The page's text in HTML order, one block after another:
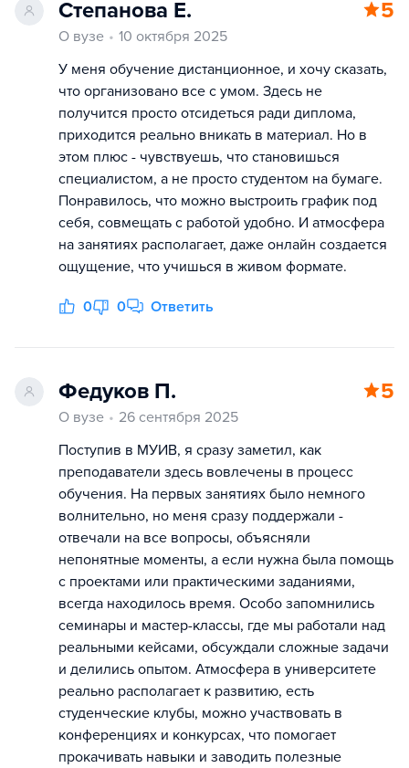
Степанова Е. 5
О вузе
10 октября 2025
У меня обучение дистанционное, и хочу сказать,
что организовано все с умом. Здесь не
получится просто отсидеться ради диплома,
приходится реально вникать в материал. Но в
этом плюс - чувствуешь, что становишься
специалистом, а не просто студентом на бумаге.
Понравилось, что можно выстроить график под
себя, совмещать с работой удобно. И атмосфера
на занятиях располагает, даже онлайн создается
ощущение, что учишься в живом формате.
0 0 Ответить
Федуков П. 5
О вузе
26 сентября 2025
Поступив в МУИВ, я сразу заметил, как
преподаватели здесь вовлечены в процесс
обучения. На первых занятиях было немного
волнительно, но меня сразу поддержали -
отвечали на все вопросы, объясняли
непонятные моменты, а если нужна была помощь
с проектами или практическими заданиями,
всегда находилось время. Особо запомнились
семинары и мастер-классы, где мы работали над
реальными кейсами, обсуждали сложные задачи
и делились опытом. Атмосфера в университете
реально располагает к развитию, есть
студенческие клубы, можно участвовать в
конференциях и конкурсах, что помогает
прокачивать навыки и заводить полезные